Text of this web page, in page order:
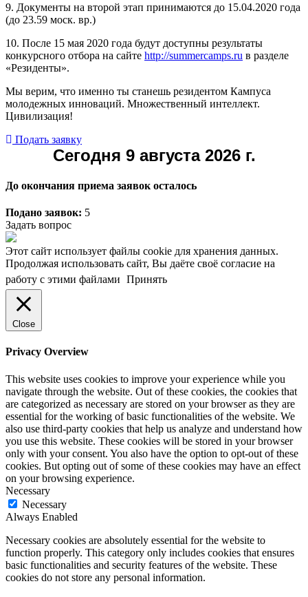
9. Документы на второй этап принимаются до 15.04.2020 года
(до 23.59 моск. вр.)
10. После 15 мая 2020 года будут доступны результаты
конкурсного отбора на сайте http://summercamps.ru в разделе
«Резиденты».
Мы верим, что именно ты станешь резидентом Кампуса
молодежных инноваций. Множественный интеллект.
Цивилизация!
Подать заявку
Сегодня 9 августа 2026 г.
До окончания приема заявок осталось
Подано заявок: 5
Задать вопрос
Этот сайт использует файлы cookie для хранения данных.
Продолжая использовать сайт, Вы даёте своё согласие на
работу с этими файлами Принять
Close
Privacy Overview
This website uses cookies to improve your experience while you
navigate through the website. Out of these cookies, the cookies that
are categorized as necessary are stored on your browser as they are
essential for the working of basic functionalities of the website. We
also use third-party cookies that help us analyze and understand how
you use this website. These cookies will be stored in your browser
only with your consent. You also have the option to opt-out of these
cookies. But opting out of some of these cookies may have an effect
on your browsing experience.
Necessary
Necessary
Always Enabled
Necessary cookies are absolutely essential for the website to
function properly. This category only includes cookies that ensures
basic functionalities and security features of the website. These
cookies do not store any personal information.